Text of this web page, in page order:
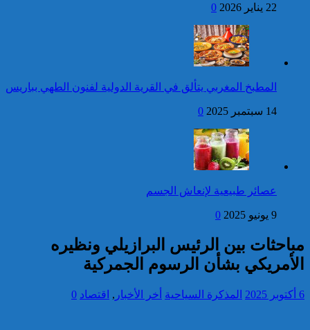
برقية تهنئة إلى جلالة الملك
من الأمين العام لمنظمة
التعاون الإسلامي بمناسبة عيد
العرش المجيد
فتح بحث للتحقق من الأفعال
الإجرامية المنسوبة لأربع وعشرين
شخصا للاشتباه في تورطهم في
وظيفتهم بغرض الارتشاء
إحصائيات مكافحة الجريمة ..
استمرار ارتفاع معدل الزجر
وتراجع مؤشرات الجريمة المقرونة
كاريكاتير
22 يناير 2026 0
المطبخ المغربي يتألق في القرية الدولية لفنون الطهي بباريس
14 سبتمبر 2025 0
عصائر طبيعية لإنعاش الجسم
9 يونيو 2025 0
مباحثات بين الرئيس البرازيلي ونظيره
الأمريكي بشأن الرسوم الجمركية
6 أكتوبر 2025 المذكرة السياحية أخر الأخبار , اقتصاد 0